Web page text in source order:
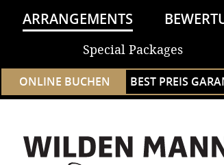
ARRANGEMENTS
NEWS
Special Packages
ONLINE BUCHEN BEST PREIS